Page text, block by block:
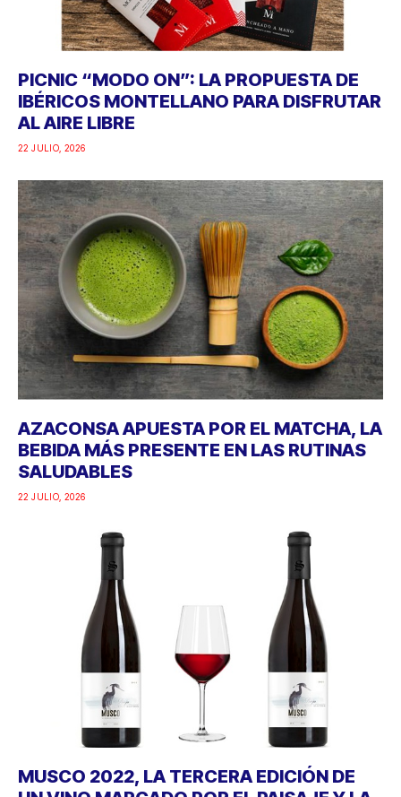
PICNIC “MODO ON”: LA PROPUESTA DE
IBÉRICOS MONTELLANO PARA DISFRUTAR
AL AIRE LIBRE
22 JULIO, 2026
AZACONSA APUESTA POR EL MATCHA, LA
BEBIDA MÁS PRESENTE EN LAS RUTINAS
SALUDABLES
22 JULIO, 2026
MUSCO 2022, LA TERCERA EDICIÓN DE